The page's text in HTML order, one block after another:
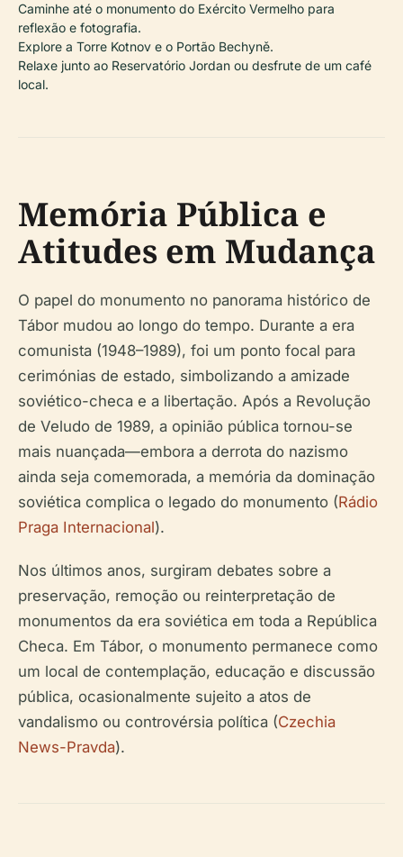
Caminhe até o monumento do Exército Vermelho para
reflexão e fotografia.
Explore a Torre Kotnov e o Portão Bechyně.
Relaxe junto ao Reservatório Jordan ou desfrute de um café
local.
Memória Pública e
Atitudes em Mudança
O papel do monumento no panorama histórico de
Tábor mudou ao longo do tempo. Durante a era
comunista (1948–1989), foi um ponto focal para
cerimónias de estado, simbolizando a amizade
soviético-checa e a libertação. Após a Revolução
de Veludo de 1989, a opinião pública tornou-se
mais nuançada—embora a derrota do nazismo
ainda seja comemorada, a memória da dominação
soviética complica o legado do monumento (Rádio
Praga Internacional).
Nos últimos anos, surgiram debates sobre a
preservação, remoção ou reinterpretação de
monumentos da era soviética em toda a República
Checa. Em Tábor, o monumento permanece como
um local de contemplação, educação e discussão
pública, ocasionalmente sujeito a atos de
vandalismo ou controvérsia política (Czechia
News-Pravda).